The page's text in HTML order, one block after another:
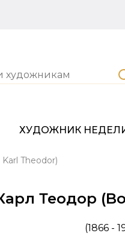
ХУДОЖНИК
Theodor)
Теодор
(1866 -